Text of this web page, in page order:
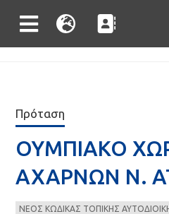
Πρόταση
ΟΥΜΠΙΑΚΟ
ΑΧΑΡΝΩΝ Ν.
ΝΕΟΣ ΚΩΔΙΚΑΣ ΤΟΠΙΚΗΣ